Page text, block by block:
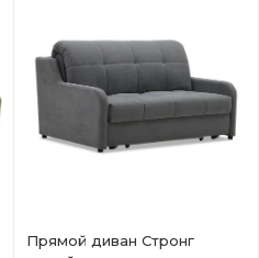
Прямой диван Стронг